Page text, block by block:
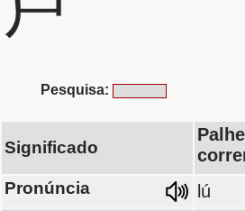
Pesquisa:
Significado
Pronúncia lú